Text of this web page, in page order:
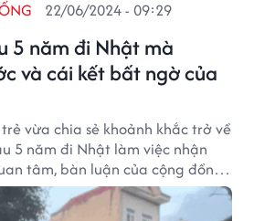
5 năm đi Nhật mà
và cái kết bất ngờ của
22/06/2024 - 09:29
vừa chia sẻ khoảnh khắc trở về
5 năm đi Nhật làm việc nhận
tâm, bàn luận của cộng đồng